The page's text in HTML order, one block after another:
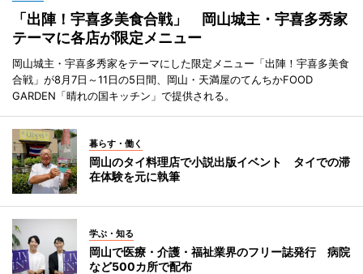
「出陣！宇喜多美食合戦」 岡山城主・宇喜多秀家
テーマに各店が限定メニュー
岡山城主・宇喜多秀家をテーマにした限定メニュー「出陣！宇喜多美食
合戦」が8月7日～11日の5日間、岡山・天満屋のてんちかFOOD
GARDEN「晴れの国キッチン」で提供される。
暮らす・働く
岡山のタイ料理店で小説出版イベント タイでの滞
在体験を元に執筆
学ぶ・知る
岡山で医療・介護・福祉業界のフリー誌発行 病院
など500カ所で配布